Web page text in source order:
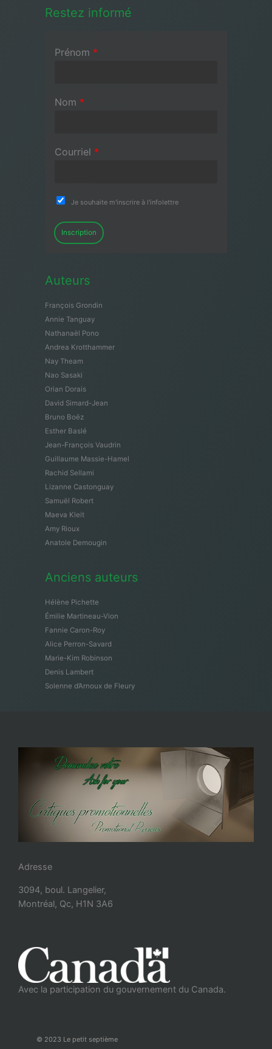
Restez informé
Prénom *
Nom *
Courriel *
Je souhaite m'inscrire à l'infolettre
Inscription
Auteurs
François Grondin
Annie Tanguay
Nathanaël Pono
Andrea Krotthammer
Nay Theam
Nao Sasaki
Orian Dorais
David Simard-Jean
Bruno Boëz
Esther Baslé
Jean-François Vaudrin
Guillaume Massie-Hamel
Rachid Sellami
Lizanne Castonguay
Samuël Robert
Maeva Kleit
Amy Rioux
Anatole Demougin
Anciens auteurs
Hélène Pichette
Émilie Martineau-Vion
Fannie Caron-Roy
Alice Perron-Savard
Marie-Kim Robinson
Denis Lambert
Solenne d’Arnoux de Fleury
Adresse
3094, boul. Langelier,
Montréal, Qc, H1N 3A6
Avec la participation du gouvernement du Canada.
© 2023 Le petit septième